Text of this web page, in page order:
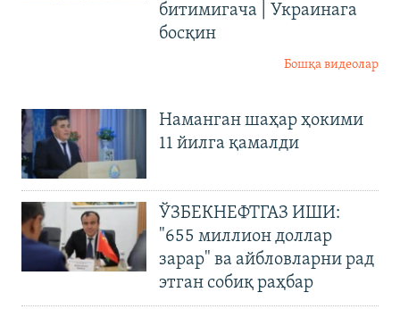
битимигача | Украинага
босқин
Бошқа видеолар
Наманган шаҳар ҳокими
11 йилга қамалди
ЎЗБЕКНЕФТГАЗ ИШИ:
"655 миллион доллар
зарар" ва айбловларни рад
этган собиқ раҳбар